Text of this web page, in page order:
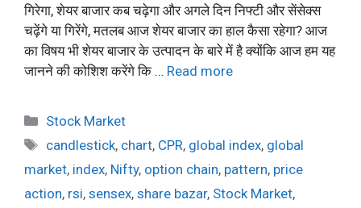
गिरेगा, शेयर बाजार कब चढ़ेगा और अगले दिन निफ्टी और सेंसेक्स
चढ़ेंगे या गिरेंगे, मतलब आज शेयर बाजार का हाल कैसा रहेगा? आज
का विषय भी शेयर बाजार के उत्पादन के बारे में है क्योंकि आज हम यह
जानने की कोशिश करेंगे कि … Read more
Categories
Stock Market
Tags
candlestick, chart, CPR, global index, global
market, index, Nifty, option chain, pattern, price
action, rsi, sensex, share bazar, Stock Market,